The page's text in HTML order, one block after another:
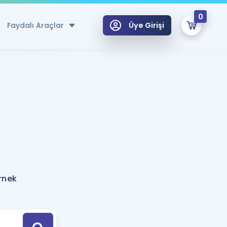
Faydalı Araçlar
Hesaplama Aracı
için Öneriler
Tek Takvimde
Üye Girişi
0